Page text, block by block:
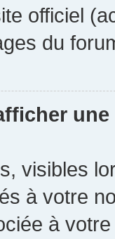
officiel
du
visibles
à votre
à